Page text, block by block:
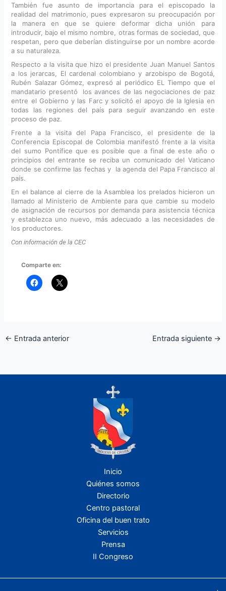
También fue asunto de importancia para el episcopado la
realidad del matrimonio, pues expresaron su preocupación por
la manera en que se quiere deformar dicha unión para
introducir, bajo el mismo nombre, otras formas de sociedad, que
respetan, pero que deberían distinguirse por un nombre acorde
a su naturaleza.
Respecto a la visita que hizo el presidente Juan Manuel Santos
a los jerarcas, El cardenal colombiano y arzobispo de Bogotá,
Rubén Salazar Gómez, expresó al periódico EL Tiempo que el
mandatario presentó los avances de las negociaciones de paz
entre el Gobierno y las Farc y solicitó el apoyo de la Iglesia en
todas las regiones del país para seguir avanzando en este
proceso de paz.
Frente a la visita del Papa Francisco, el presidente de la
Conferencia Episcopal de Colombia manifestó frente a la visita
del sumo Pontífice que es posible que a final de este año o
principios del entrante se reciba un comunicado del Vaticano
donde se confirme las fechas y la agenda del Papa Francisco al
país.
En el balance al cierre de la Asamblea los prelados hicieron un
llamado al Ministerio de Ambiente para que cambie su modelo
de asignación de recursos por demanda para asistencia técnica
y establezca uno nuevo, más adecuado a las necesidades de
los productores.
Con información de la CEC
Comparte en:
← Entrada anterior Entrada siguiente →
Inicio
Quiénes somos
Directorio
Centro pastoral
Oficina del buen trato
Servicios
Prensa
II Congreso